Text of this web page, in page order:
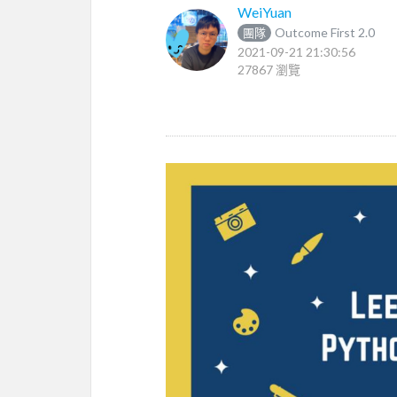
WeiYuan
團隊
Outcome First 2.0
2021-09-21 21:30:56
27867 瀏覽